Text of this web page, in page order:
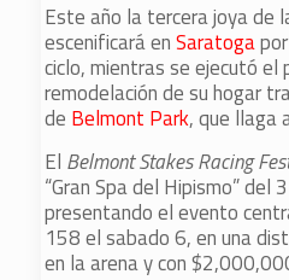
Este año la tercera joya de
escenificará enSaratoga
ciclo, mientras se ejecutó el
remodelación de su hogar
de Belmont Park, que llaga
El Belmont Stakes Racing
“Gran Spa del Hipismo” del
presentando el evento
158 el sabado 6, en una
en la arena y con